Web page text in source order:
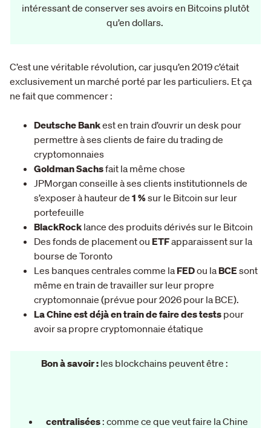
intéressant de conserver ses avoirs en Bitcoins plutôt
qu’en dollars.
C’est une véritable révolution, car jusqu’en 2019 c’était
exclusivement un marché porté par les particuliers. Et ça
ne fait que commencer :
Deutsche Bankest en train d’ouvrir un desk pour
permettre à ses clients de faire du trading de
cryptomonnaies
Goldman Sachsfait la même chose
JPMorgan conseille à ses clients institutionnels de
s’exposer à hauteur de 1 %sur le Bitcoin sur leur
portefeuille
BlackRock lance des produits dérivés sur le Bitcoin
Des fonds de placement ou ETFapparaissent sur la
bourse de Toronto
Les banques centrales comme la FEDou la BCE sont
même en train de travailler sur leur propre
cryptomonnaie (prévue pour 2026 pour la BCE).
La Chine est déjà en train de faire des tests pour
avoir sa propre cryptomonnaie étatique
Bon à savoir : les blockchains peuvent être :
centralisées: comme ce que veut faire la Chine